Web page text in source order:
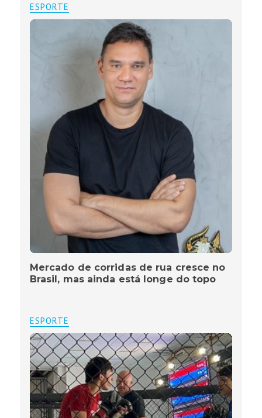
ESPORTE
Mercado de corridas de rua cresce no
Brasil, mas ainda está longe do topo
ESPORTE